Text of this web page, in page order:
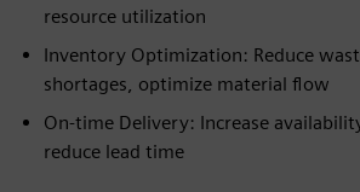
resource utilization
Inventory Optimization: Reduce
shortages, optimize material flow
On-time Delivery: Increase
reduce lead time